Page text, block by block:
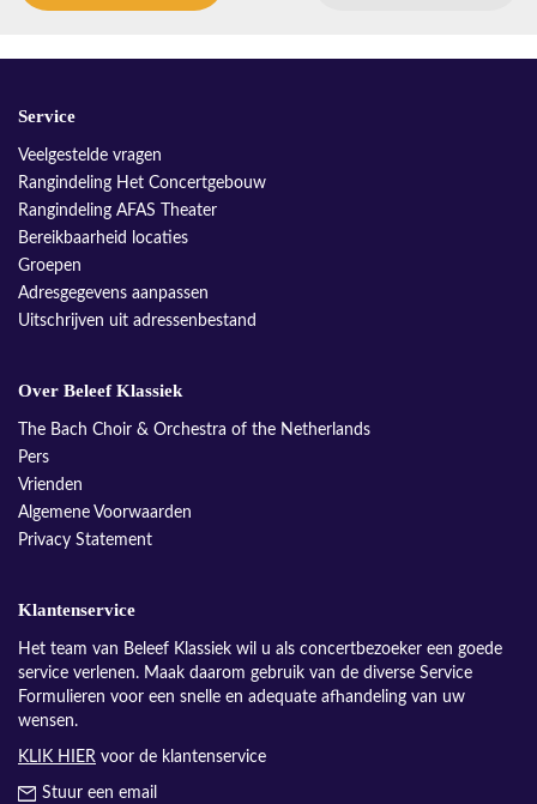
Service
Veelgestelde vragen
Rangindeling Het Concertgebouw
Rangindeling AFAS Theater
Bereikbaarheid locaties
Groepen
Adresgegevens aanpassen
Uitschrijven uit adressenbestand
Over Beleef Klassiek
The Bach Choir & Orchestra of the Netherlands
Pers
Vrienden
Algemene Voorwaarden
Privacy Statement
Klantenservice
Het team van Beleef Klassiek wil u als concertbezoeker een goede
service verlenen. Maak daarom gebruik van de diverse Service
Formulieren voor een snelle en adequate afhandeling van uw
wensen.
KLIK HIER voor de klantenservice
Stuur een email